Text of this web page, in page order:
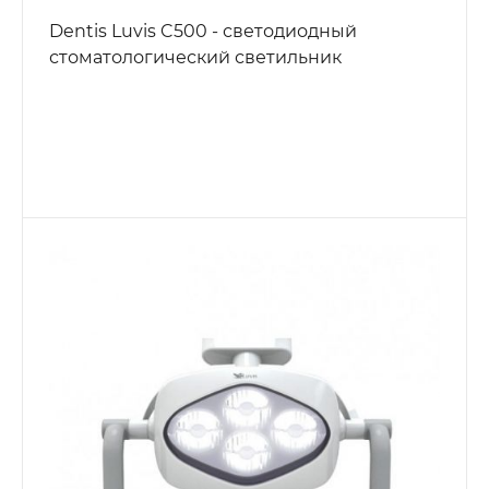
Dentis Luvis C500 - светодиодный
стоматологический светильник